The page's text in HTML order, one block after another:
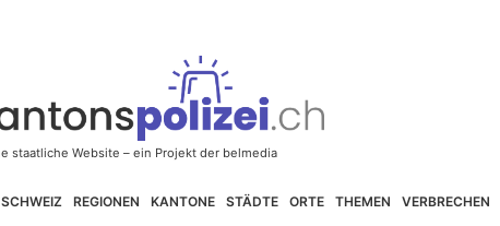
SCHWEIZ REGIONEN KANTONE STÄDTE ORTE THEMEN VERBRECHEN